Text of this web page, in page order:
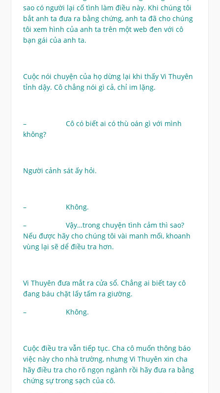
sao có người lại cố tình làm điều này. Khi chúng tôi
bắt anh ta đưa ra bằng chứng, anh ta đã cho chúng
tôi xem hình của anh ta trên một web đen với cô
bạn gái của anh ta.
Cuộc nói chuyện của họ dừng lại khi thấy Vi Thuyên
tỉnh dậy. Cô chẳng nói gì cả, chỉ im lặng.
– Cô có biết ai có thù oán gì với mình
không?
Người cảnh sát ấy hỏi.
– Không.
– Vậy…trong chuyện tình cảm thì sao?
Nếu được hãy cho chúng tôi vài manh mối, khoanh
vùng lại sẽ dể điều tra hơn.
Vi Thuyên đưa mắt ra cửa sổ. Chẳng ai biết tay cô
đang báu chặt lấy tấm ra giường.
– Không.
Cuộc điều tra vẫn tiếp tục. Cha cô muốn thông báo
việc này cho nhà trường, nhưng Vi Thuyên xin cha
hãy điều tra cho rõ ngọn ngành rồi hãy đưa ra bằng
chứng sự trong sạch của cô.